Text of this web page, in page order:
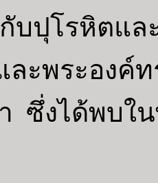
กับปุโรหิต
ะพระองค์
งได้พบใน